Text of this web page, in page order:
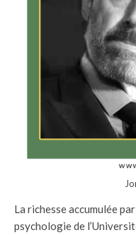
La richesse accumulée
psychologie de